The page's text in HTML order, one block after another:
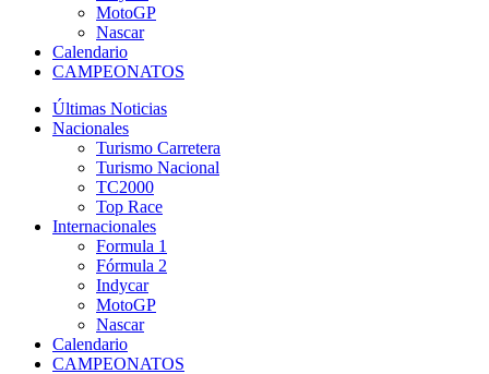
MotoGP
Nascar
Calendario
CAMPEONATOS
Últimas Noticias
Nacionales
Turismo Carretera
Turismo Nacional
TC2000
Top Race
Internacionales
Formula 1
Fórmula 2
Indycar
MotoGP
Nascar
Calendario
CAMPEONATOS